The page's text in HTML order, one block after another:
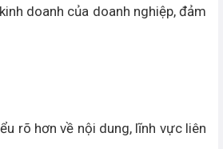
doanh của doanh nghiệp, đảm
rõ hơn về nội dung, lĩnh vực liên